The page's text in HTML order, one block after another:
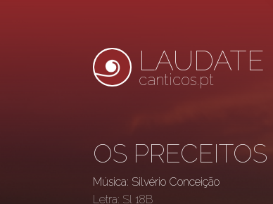
LAUDATE
canticos.pt
OS
Música: Silvério Conceição
Letra: Sl 18B